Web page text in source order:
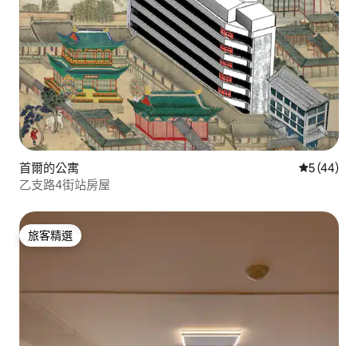
首爾的公寓 從 44 則評
5 (44)
乙支路4街站房屋
旅客精選
旅客精選